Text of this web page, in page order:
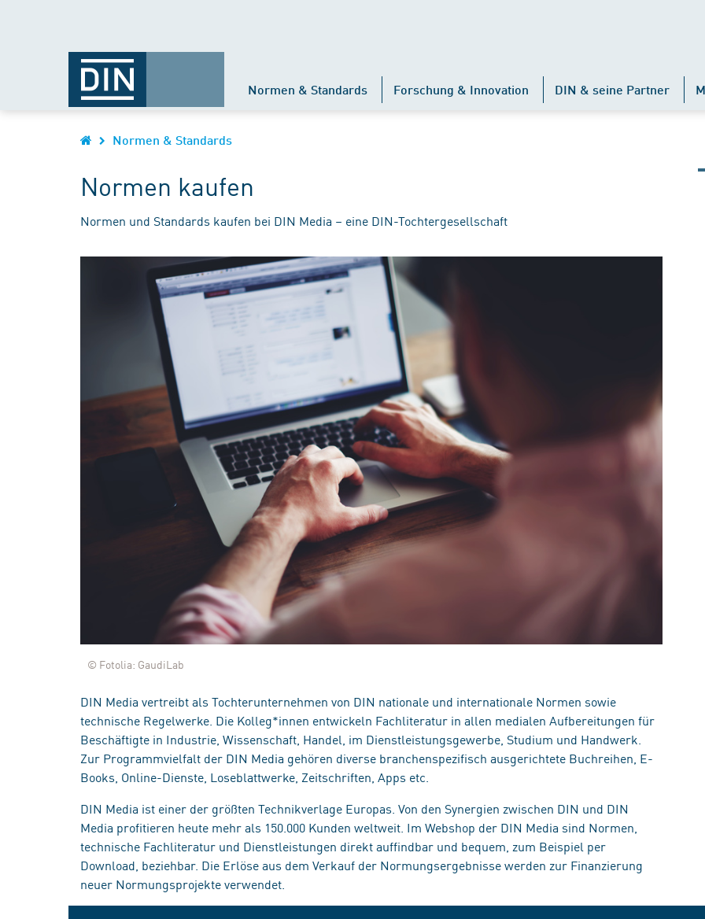
Normen & Standards Forschung & Innovation DIN & seine Partner
Normen & Standards
Normen kaufen
Normen und Standards kaufen bei DIN Media – eine DIN-Tochtergesellschaft
© Fotolia: GaudiLab
DIN Media vertreibt als Tochterunternehmen von DIN nationale und internationale Normen sowie
technische Regelwerke. Die Kolleg*innen entwickeln Fachliteratur in allen medialen Aufbereitungen für
Beschäftigte in Industrie, Wissenschaft, Handel, im Dienstleistungsgewerbe, Studium und Handwerk.
Zur Programmvielfalt der DIN Media gehören diverse branchenspezifisch ausgerichtete Buchreihen, E-
Books, Online-Dienste, Loseblattwerke, Zeitschriften, Apps etc.
DIN Media ist einer der größten Technikverlage Europas. Von den Synergien zwischen DIN und DIN
Media profitieren heute mehr als 150.000 Kunden weltweit. Im Webshop der DIN Media sind Normen,
technische Fachliteratur und Dienstleistungen direkt auffindbar und bequem, zum Beispiel per
Download, beziehbar. Die Erlöse aus dem Verkauf der Normungsergebnisse werden zur Finanzierung
neuer Normungsprojekte verwendet.